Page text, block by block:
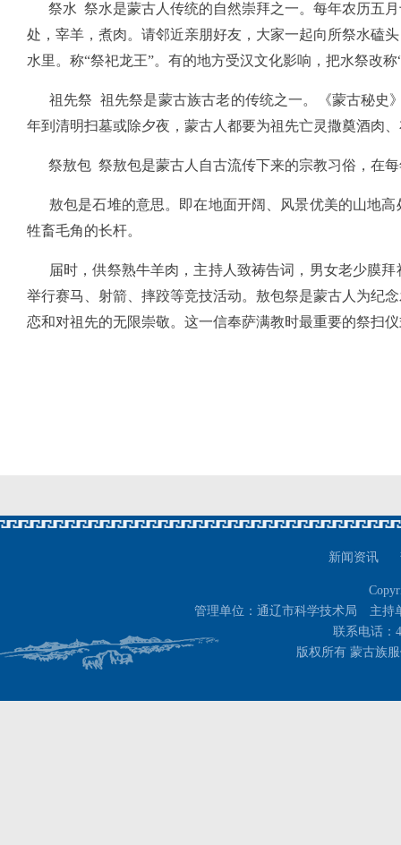
祭水 祭水是蒙古人传统的自然崇拜之一。每年农历五
处，宰羊，煮肉。请邻近亲朋好友，大家一起向所祭水磕
水里。称“祭祀龙王”。有的地方受汉文化影响，把水祭改称
祖先祭 祖先祭是蒙古族古老的传统之一。《蒙古秘史
年到清明扫墓或除夕夜，蒙古人都要为祖先亡灵撒奠酒肉
祭敖包 祭敖包是蒙古人自古流传下来的宗教习俗，在每
敖包是石堆的意思。即在地面开阔、风景优美的山地高
牲畜毛角的长杆。
届时，供祭熟牛羊肉，主持人致祷告词，男女老少膜拜
举行赛马、射箭、摔跤等竞技活动。敖包祭是蒙古人为纪
恋和对祖先的无限崇敬。这一信奉萨满教时最重要的祭扫
新闻资讯
管理单位：通辽市科学技术局 主持
联系电话：
版权所有 蒙古族